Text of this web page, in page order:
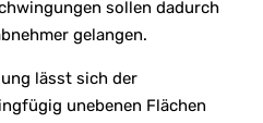
sollen dadurch
gelangen.
lässt sich der
unebenen Flächen